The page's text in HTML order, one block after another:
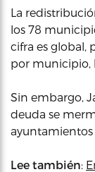
La
los 78
cifra es global,
por municipio,
Sin embargo,
deuda se
ayuntamientos
Lee también: